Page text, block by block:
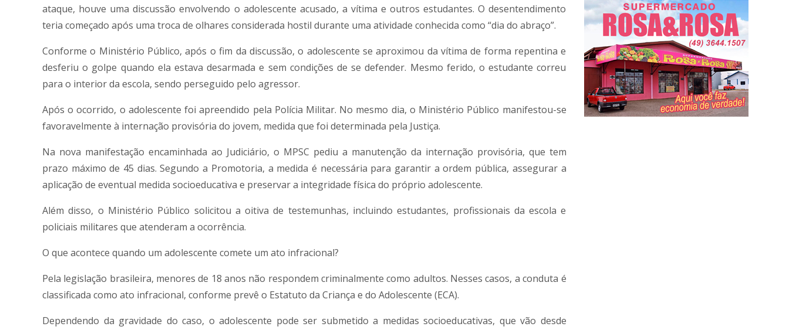
ataque, houve uma discussão envolvendo o adolescente acusado, a vítima e outros estudantes. O desentendimento
teria começado após uma troca de olhares considerada hostil durante uma atividade conhecida como “dia do abraço”.
Conforme o Ministério Público, após o fim da discussão, o adolescente se aproximou da vítima de forma repentina e
desferiu o golpe quando ela estava desarmada e sem condições de se defender. Mesmo ferido, o estudante correu
para o interior da escola, sendo perseguido pelo agressor.
Após o ocorrido, o adolescente foi apreendido pela Polícia Militar. No mesmo dia, o Ministério Público manifestou-se
favoravelmente à internação provisória do jovem, medida que foi determinada pela Justiça.
Na nova manifestação encaminhada ao Judiciário, o MPSC pediu a manutenção da internação provisória, que tem
prazo máximo de 45 dias. Segundo a Promotoria, a medida é necessária para garantir a ordem pública, assegurar a
aplicação de eventual medida socioeducativa e preservar a integridade física do próprio adolescente.
Além disso, o Ministério Público solicitou a oitiva de testemunhas, incluindo estudantes, profissionais da escola e
policiais militares que atenderam a ocorrência.
O que acontece quando um adolescente comete um ato infracional?
Pela legislação brasileira, menores de 18 anos não respondem criminalmente como adultos. Nesses casos, a conduta é
classificada como ato infracional, conforme prevê o Estatuto da Criança e do Adolescente (ECA).
Dependendo da gravidade do caso, o adolescente pode ser submetido a medidas socioeducativas, que vão desde